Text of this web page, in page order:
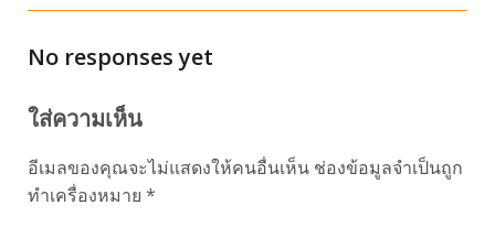
No responses yet
ใส่ความเห็น
อีเมลของคุณจะไม่แสดงให้คนอื่นเห็น ช่องข้อมูลจำเป็นถูก
ทำเครื่องหมาย *